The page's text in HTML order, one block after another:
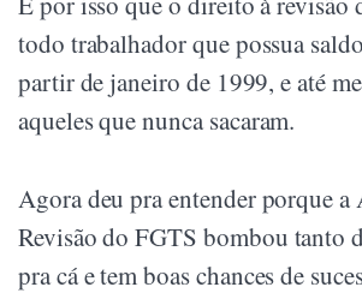
todo trabalhador que possua
partir de janeiro de 1999, e até
aqueles que nunca sacaram.
Agora deu pra entender porque a
Revisão do FGTS bombou tanto
pra cá e tem boas chances de